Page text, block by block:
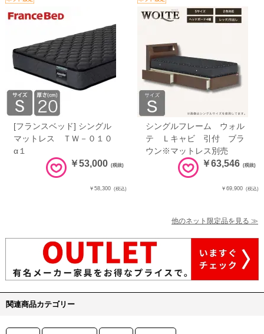
[フランスベッド] シングル
マットレス ＴＷ－０１０
α１
￥53,000 (税抜)
￥58,300 (税込)
シングルフレーム ウォル
テ Ｌキャビ 引付 ブラ
ウン※マットレス別売
￥63,546 (税抜)
￥69,900 (税込)
他のネット限定品を見る ≫
関連商品カテゴリー